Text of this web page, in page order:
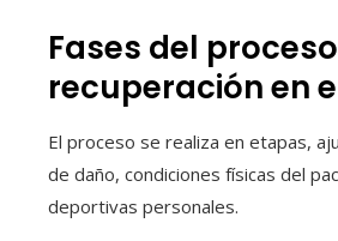
Fases del
recuperación en
El proceso se realiza en etapas,
de daño, condiciones físicas del
deportivas personales.